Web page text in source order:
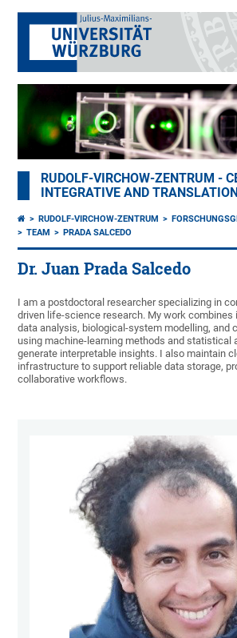
RUDOLF-VIRCHOW-ZENTRUM -
INTEGRATIVE AND
RUDOLF-VIRCHOW-ZENTRUM
TEAM
PRADA SALCEDO
Dr. Juan Prada Salcedo
I am a postdoctoral researcher specializing in
driven life-science research. My work combines
data analysis, biological-system modelling, and
using machine-learning methods and statistical
generate interpretable insights. I also maintain
infrastructure to support reliable data storage,
collaborative workflows.